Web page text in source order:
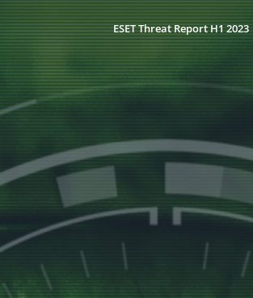
ESET Threat Report H1 2023